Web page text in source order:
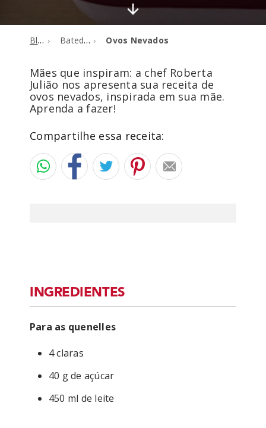
Blog Batedeiras Ovos Nevados
Mães que inspiram: a chef Roberta
Julião nos apresenta sua receita de
ovos nevados, inspirada em sua mãe.
Aprenda a fazer!
Compartilhe essa receita:
INGREDIENTES
Para as quenelles
4 claras
40 g de açúcar
450 ml de leite